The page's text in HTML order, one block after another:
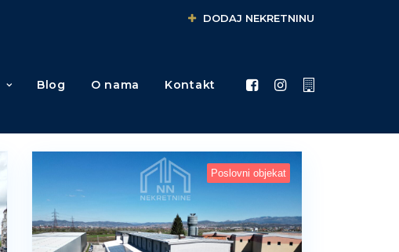
DODAJ NEKRETNINU
Blog O nama Kontakt
Poslovni objekat